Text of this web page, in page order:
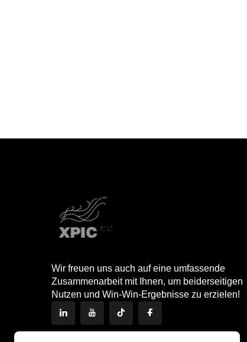
Wir freuen uns auch auf eine umfassende
Zusammenarbeit mit Ihnen, um beiderseitigen
Nutzen und Win-Win-Ergebnisse zu erzielen!